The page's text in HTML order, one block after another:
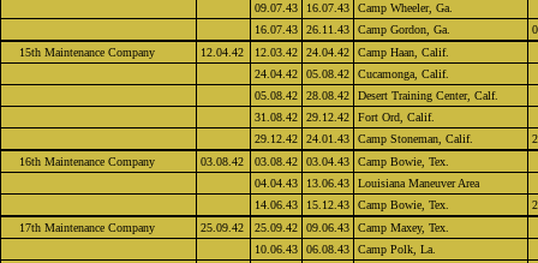
09.07.43
16.07.43
Camp Wheeler, Ga.
16.07.43
26.11.43 Camp Gordon, Ga.
15th Maintenance Company
12.04.42 12.03.42 24.04.42
Camp Haan, Calif.
24.04.42
05.08.42
Cucamonga, Calif.
05.08.42
28.08.42
Desert Training Center, Calf.
31.08.42
29.12.42
Fort Ord, Calif.
29.12.42
24.01.43 Camp Stoneman, Calif.
16th Maintenance Company
03.08.42 03.08.42 03.04.43
Camp Bowie, Tex.
04.04.43
13.06.43
Louisiana Maneuver Area
14.06.43
15.12.43 Camp Bowie, Tex.
17th Maintenance Company
25.09.42 25.09.42 09.06.43
Camp Maxey, Tex.
10.06.43
06.08.43
Camp Polk, La.